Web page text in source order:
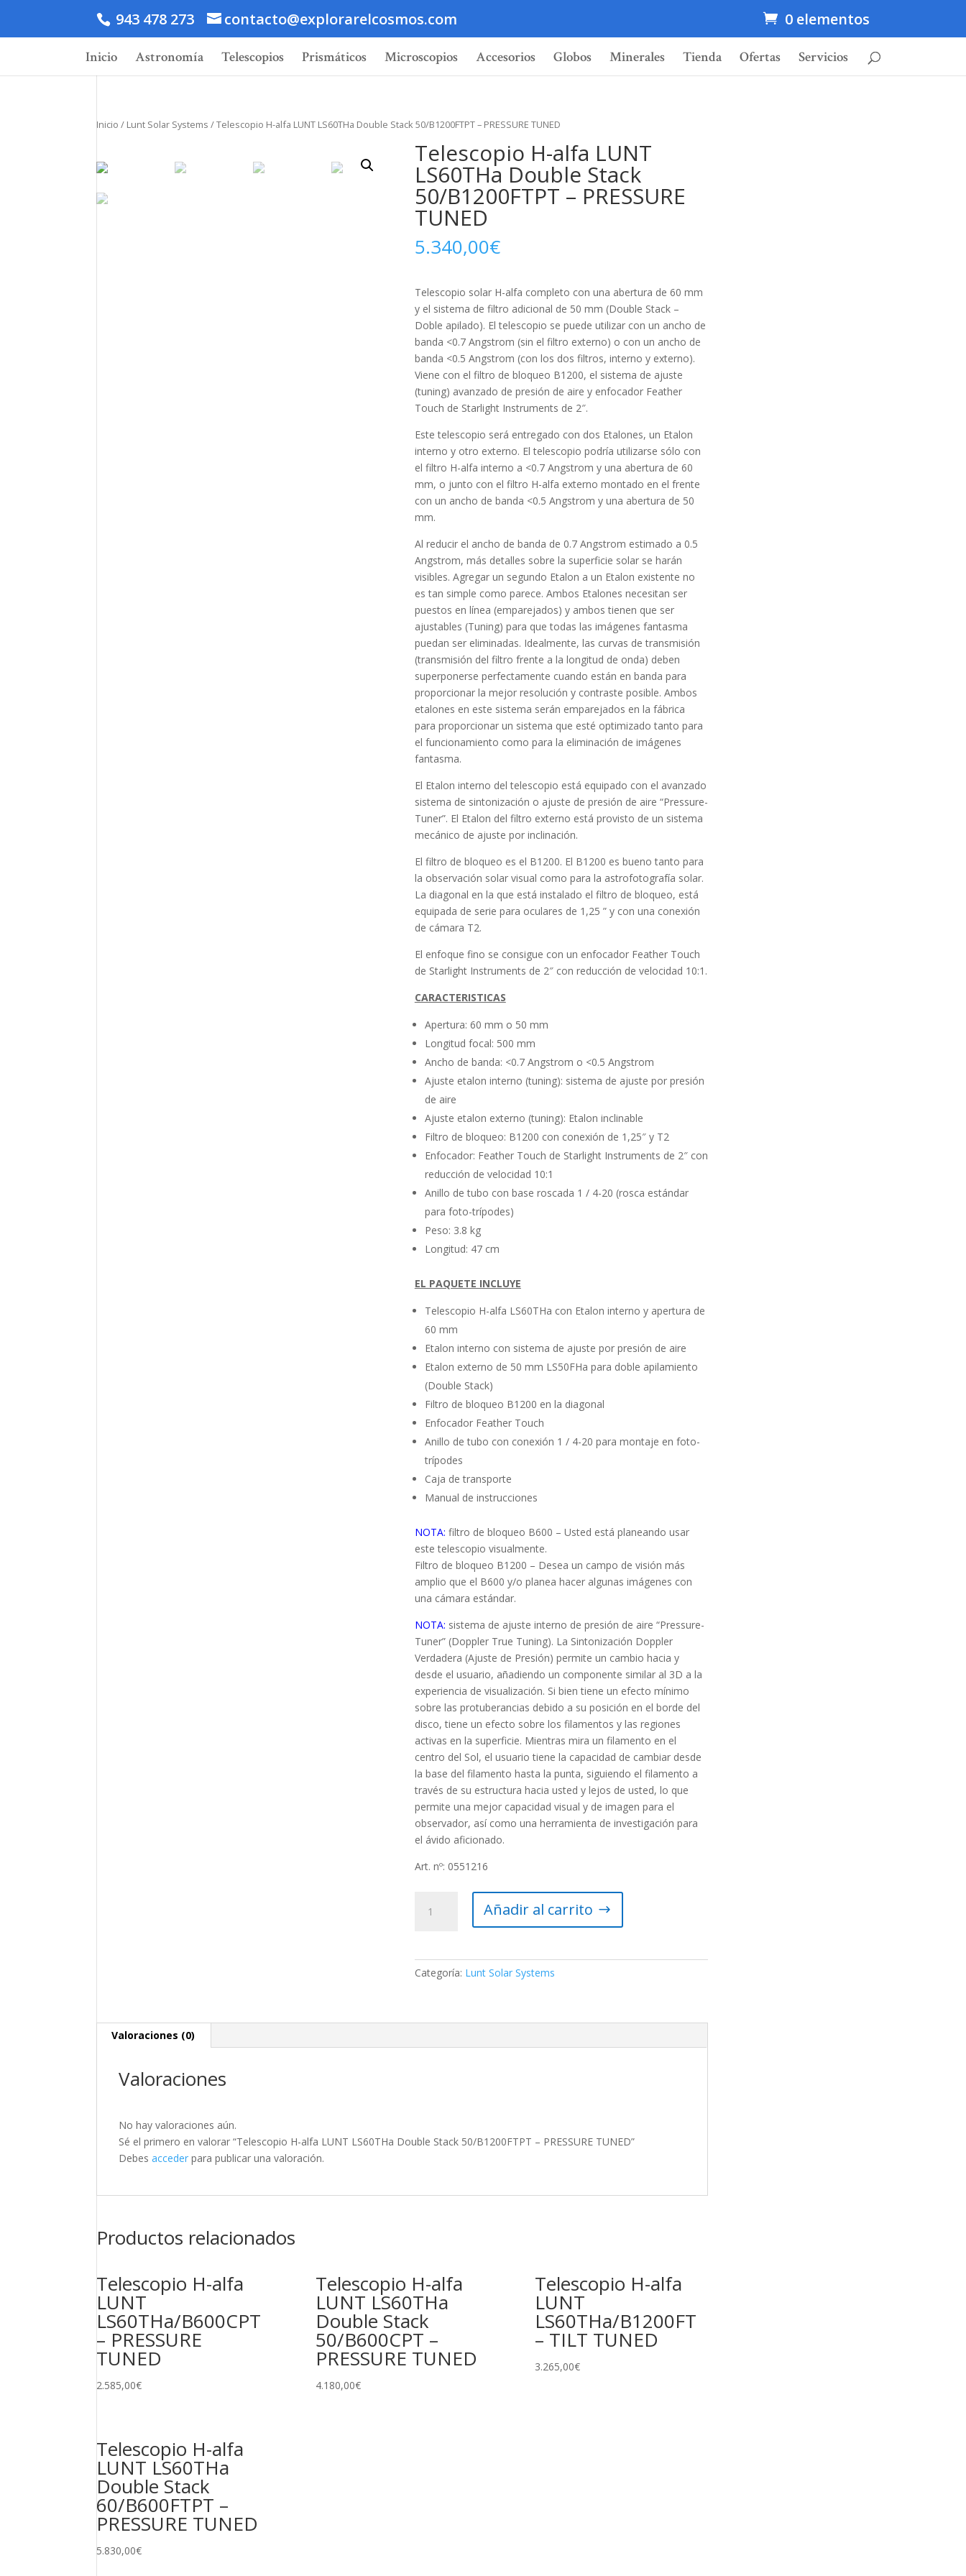
943 478 273 contacto@explorarelcosmos.com 0 elementos
Inicio Astronomía Telescopios Prismáticos Microscopios Accesorios Globos Minerales Tienda Ofertas Servicios
Inicio / Lunt Solar Systems / Telescopio H-alfa LUNT LS60THa Double Stack 50/B1200FTPT – PRESSURE TUNED
Telescopio H-alfa LUNT
LS60THa Double Stack
50/B1200FTPT – PRESSURE
TUNED
5.340,00€
Telescopio solar H-alfa completo con una abertura de 60 mm
y el sistema de filtro adicional de 50 mm (Double Stack –
Doble apilado). El telescopio se puede utilizar con un ancho de
banda <0.7 Angstrom (sin el filtro externo) o con un ancho de
banda <0.5 Angstrom (con los dos filtros, interno y externo).
Viene con el filtro de bloqueo B1200, el sistema de ajuste
(tuning) avanzado de presión de aire y enfocador Feather
Touch de Starlight Instruments de 2″.
Este telescopio será entregado con dos Etalones, un Etalon
interno y otro externo. El telescopio podría utilizarse sólo con
el filtro H-alfa interno a <0.7 Angstrom y una abertura de 60
mm, o junto con el filtro H-alfa externo montado en el frente
con un ancho de banda <0.5 Angstrom y una abertura de 50
mm.
Al reducir el ancho de banda de 0.7 Angstrom estimado a 0.5
Angstrom, más detalles sobre la superficie solar se harán
visibles. Agregar un segundo Etalon a un Etalon existente no
es tan simple como parece. Ambos Etalones necesitan ser
puestos en línea (emparejados) y ambos tienen que ser
ajustables (Tuning) para que todas las imágenes fantasma
puedan ser eliminadas. Idealmente, las curvas de transmisión
(transmisión del filtro frente a la longitud de onda) deben
superponerse perfectamente cuando están en banda para
proporcionar la mejor resolución y contraste posible. Ambos
etalones en este sistema serán emparejados en la fábrica
para proporcionar un sistema que esté optimizado tanto para
el funcionamiento como para la eliminación de imágenes
fantasma.
El Etalon interno del telescopio está equipado con el avanzado
sistema de sintonización o ajuste de presión de aire “Pressure-
Tuner”. El Etalon del filtro externo está provisto de un sistema
mecánico de ajuste por inclinación.
El filtro de bloqueo es el B1200. El B1200 es bueno tanto para
la observación solar visual como para la astrofotografía solar.
La diagonal en la que está instalado el filtro de bloqueo, está
equipada de serie para oculares de 1,25 ” y con una conexión
de cámara T2.
El enfoque fino se consigue con un enfocador Feather Touch
de Starlight Instruments de 2″ con reducción de velocidad 10:1.
CARACTERISTICAS
Apertura: 60 mm o 50 mm
Longitud focal: 500 mm
Ancho de banda: <0.7 Angstrom o <0.5 Angstrom
Ajuste etalon interno (tuning): sistema de ajuste por presión
de aire
Ajuste etalon externo (tuning): Etalon inclinable
Filtro de bloqueo: B1200 con conexión de 1,25″ y T2
Enfocador: Feather Touch de Starlight Instruments de 2″ con
reducción de velocidad 10:1
Anillo de tubo con base roscada 1 / 4-20 (rosca estándar
para foto-trípodes)
Peso: 3.8 kg
Longitud: 47 cm
EL PAQUETE INCLUYE
Telescopio H-alfa LS60THa con Etalon interno y apertura de
60 mm
Etalon interno con sistema de ajuste por presión de aire
Etalon externo de 50 mm LS50FHa para doble apilamiento
(Double Stack)
Filtro de bloqueo B1200 en la diagonal
Enfocador Feather Touch
Anillo de tubo con conexión 1 / 4-20 para montaje en foto-
trípodes
Caja de transporte
Manual de instrucciones
NOTA: filtro de bloqueo B600 – Usted está planeando usar
este telescopio visualmente.
Filtro de bloqueo B1200 – Desea un campo de visión más
amplio que el B600 y/o planea hacer algunas imágenes con
una cámara estándar.
NOTA: sistema de ajuste interno de presión de aire “Pressure-
Tuner” (Doppler True Tuning). La Sintonización Doppler
Verdadera (Ajuste de Presión) permite un cambio hacia y
desde el usuario, añadiendo un componente similar al 3D a la
experiencia de visualización. Si bien tiene un efecto mínimo
sobre las protuberancias debido a su posición en el borde del
disco, tiene un efecto sobre los filamentos y las regiones
activas en la superficie. Mientras mira un filamento en el
centro del Sol, el usuario tiene la capacidad de cambiar desde
la base del filamento hasta la punta, siguiendo el filamento a
través de su estructura hacia usted y lejos de usted, lo que
permite una mejor capacidad visual y de imagen para el
observador, así como una herramienta de investigación para
el ávido aficionado.
Art. nº: 0551216
LS60THa
Double
PRESSURE
Añadir al carrito
Categoría: Lunt Solar Systems
Valoraciones (0)
Valoraciones
No hay valoraciones aún.
Sé el primero en valorar “Telescopio H-alfa LUNT LS60THa Double Stack 50/B1200FTPT – PRESSURE TUNED”
Debesacceder para publicar una valoración.
Productos relacionados
Telescopio H-alfa
LUNT
LS60THa/B600CPT
– PRESSURE
TUNED
2.585,00€
Telescopio H-alfa
LUNT LS60THa
Double Stack
50/B600CPT –
PRESSURE TUNED
4.180,00€
Telescopio H-alfa
LUNT
LS60THa/B1200FT
– TILT TUNED
3.265,00€
Telescopio H-alfa
LUNT LS60THa
Double Stack
60/B600FTPT –
PRESSURE TUNED
5.830,00€